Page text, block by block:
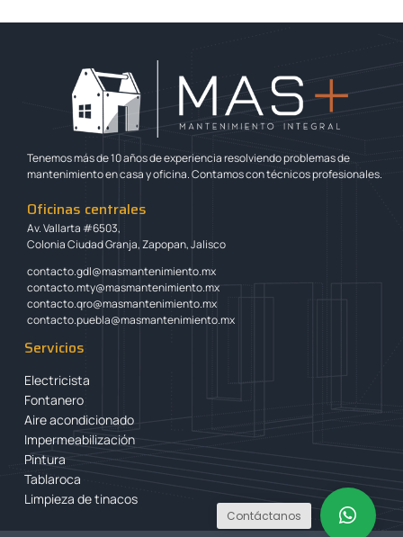
Tenemos más de 10 años de experiencia resolviendo problemas de
mantenimiento en casa y oficina. Contamos con técnicos profesionales.
Oficinas centrales
Av. Vallarta #6503,
Colonia Ciudad Granja, Zapopan, Jalisco
contacto.gdl@masmantenimiento.mx
contacto.mty@masmantenimiento.mx
contacto.qro@masmantenimiento.mx
contacto.puebla@masmantenimiento.mx
Servicios
Electricista
Fontanero
Aire acondicionado
Impermeabilización
Pintura
Tablaroca
Limpieza de tinacos
Contáctanos